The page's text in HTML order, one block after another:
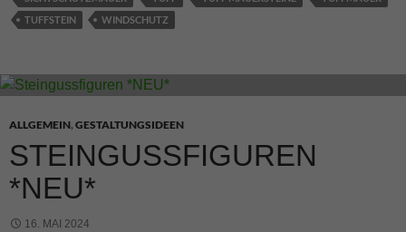
TUFFSTEIN
WINDSCHUTZ
ALLGEMEIN, GESTALTUNGSIDEEN
STEINGUSSFIGUREN
*NEU*
16. MAI 2024